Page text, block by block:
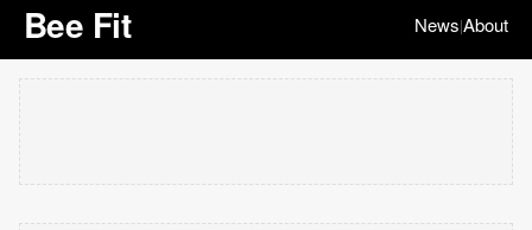
Bee Fit News|About